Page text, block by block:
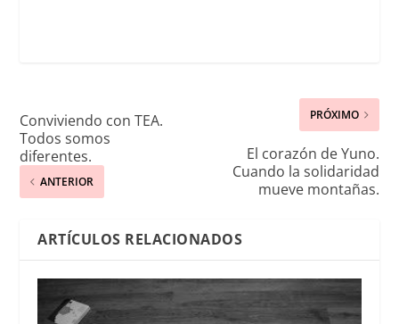
Conviviendo con TEA.
Todos somos
diferentes.
ANTERIOR
PRÓXIMO
El corazón de Yuno.
Cuando la solidaridad
mueve montañas.
ARTÍCULOS RELACIONADOS